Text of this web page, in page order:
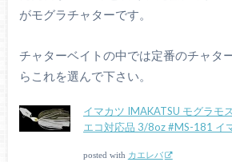
がモグラチャターです。
チャターベイトの中では定番のチャタ
らこれを選んで下さい。
イマカツ IMAKATSU モグラモ
エコ対応品 3/8oz #MS-181 イ
posted with カエレバ